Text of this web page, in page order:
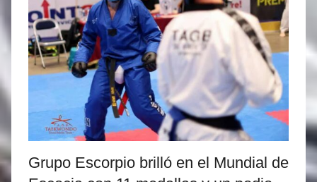
n
e
z
Grupo Escorpio brilló en el Mundial de